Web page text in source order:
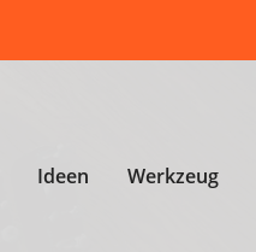
Ideen Werkzeug